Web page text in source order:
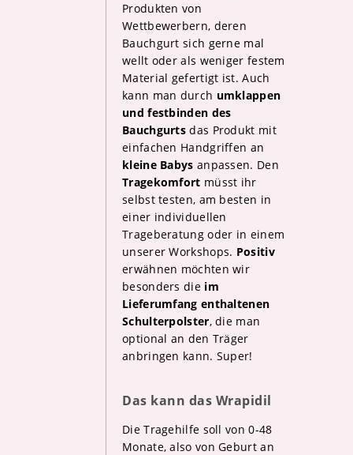
Produkten von
Wettbewerbern, deren
Bauchgurt sich gerne mal
wellt oder als weniger festem
Material gefertigt ist. Auch
kann man durch umklappen
und festbinden des
Bauchgurts das Produkt mit
einfachen Handgriffen an
kleine Babys anpassen. Den
Tragekomfort müsst ihr
selbst testen, am besten in
einer individuellen
Trageberatung oder in einem
unserer Workshops. Positiv
erwähnen möchten wir
besonders die im
Lieferumfang enthaltenen
Schulterpolster, die man
optional an den Träger
anbringen kann. Super!
Das kann das Wrapidil
Die Tragehilfe soll von 0-48
Monate, also von Geburt an